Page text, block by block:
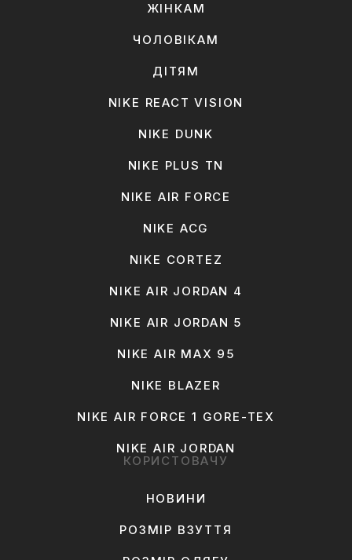
ЖІНКАМ
ЧОЛОВІКАМ
ДІТЯМ
NIKE REACT VISION
NIKE DUNK
NIKE PLUS TN
NIKE AIR FORCE
NIKE ACG
NIKE CORTEZ
NIKE AIR JORDAN 4
NIKE AIR JORDAN 5
NIKE AIR MAX 95
NIKE BLAZER
NIKE AIR FORCE 1 GORE-TEX
NIKE AIR JORDAN
КОРИСТОВАЧУ
НОВИНИ
РОЗМІР ВЗУТТЯ